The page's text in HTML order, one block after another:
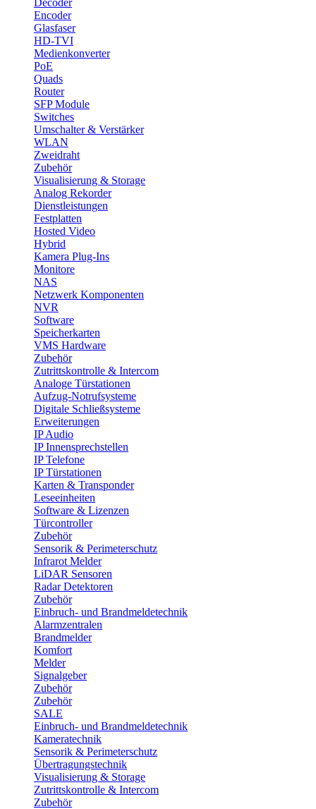
Encoder
Glasfaser
HD-TVI
Medienkonverter
PoE
Quads
Router
SFP Module
Switches
Umschalter & Verstärker
WLAN
Zweidraht
Zubehör
Visualisierung & Storage
Analog Rekorder
Dienstleistungen
Festplatten
Hosted Video
Hybrid
Kamera Plug-Ins
Monitore
NAS
Netzwerk Komponenten
NVR
Software
Speicherkarten
VMS Hardware
Zubehör
Zutrittskontrolle & Intercom
Analoge Türstationen
Aufzug-Notrufsysteme
Digitale Schließsysteme
Erweiterungen
IP Audio
IP Innensprechstellen
IP Telefone
IP Türstationen
Karten & Transponder
Leseeinheiten
Software & Lizenzen
Türcontroller
Zubehör
Sensorik & Perimeterschutz
Infrarot Melder
LiDAR Sensoren
Radar Detektoren
Zubehör
Einbruch- und Brandmeldetechnik
Alarmzentralen
Brandmelder
Komfort
Melder
Signalgeber
Zubehör
Zubehör
SALE
Einbruch- und Brandmeldetechnik
Kameratechnik
Sensorik & Perimeterschutz
Übertragungstechnik
Visualisierung & Storage
Zutrittskontrolle & Intercom
Zubehör